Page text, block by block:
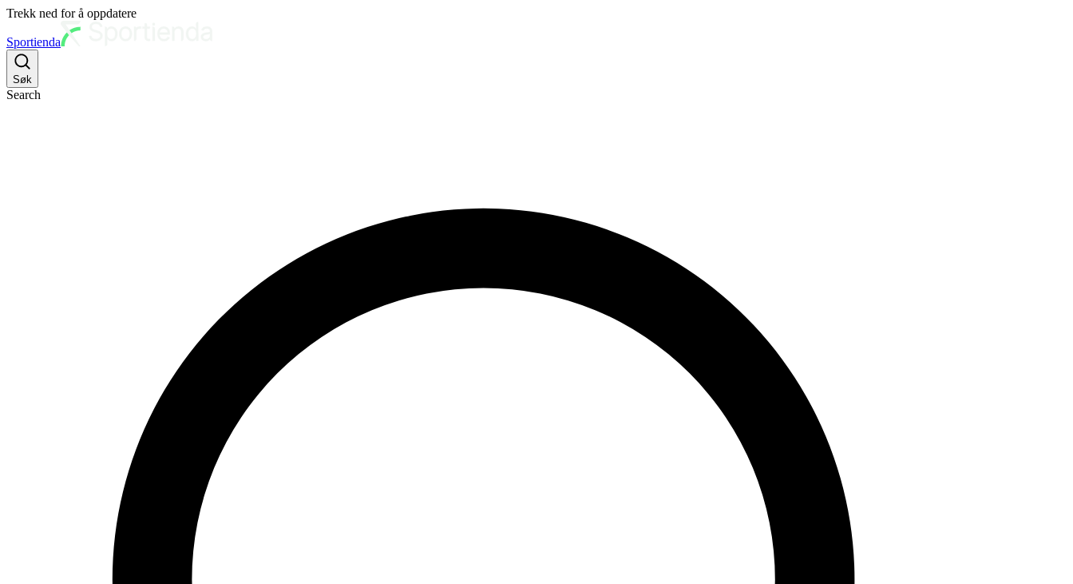
Trekk ned for å oppdatere
Sportienda
Søk
Search